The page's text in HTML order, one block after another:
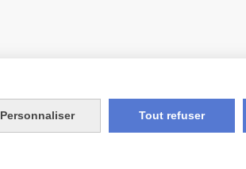
Personnaliser Tout refuser